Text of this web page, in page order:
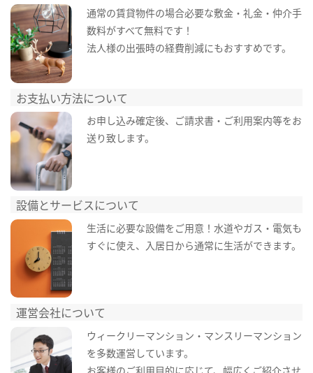
通常の賃貸物件の場合必要な敷金・礼金・仲介手
数料がすべて無料です！
法人様の出張時の経費削減にもおすすめです。
お支払い方法について
お申し込み確定後、ご請求書・ご利用案内等をお
送り致します。
設備とサービスについて
生活に必要な設備をご用意！水道やガス・電気も
すぐに使え、入居日から通常に生活ができます。
運営会社について
ウィークリーマンション・マンスリーマンション
を多数運営しています。
お客様のご利用目的に応じて、幅広くご紹介させ